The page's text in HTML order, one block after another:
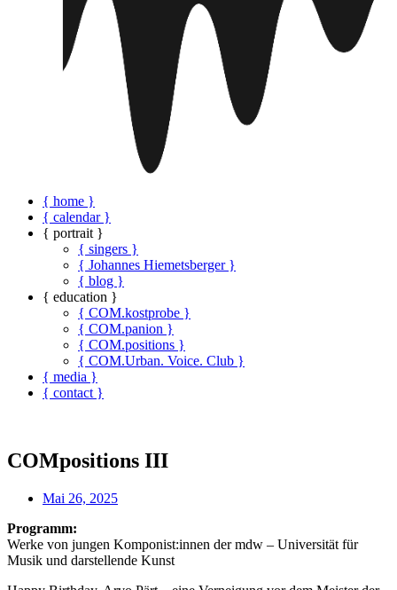
{ home }
{ calendar }
{ portrait }
{ singers }
{ Johannes Hiemetsberger }
{ blog }
{ education }
{ COM.kostprobe }
{ COM.panion }
{ COM.positions }
{ COM.Urban. Voice. Club }
{ media }
{ contact }
COMpositions III
Mai 26, 2025
Programm:
Werke von jungen Komponist:innen der mdw – Universität für
Musik und darstellende Kunst